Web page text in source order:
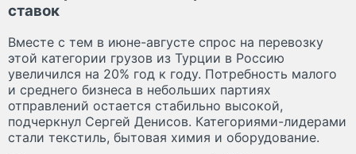
ставок
Вместе с тем в июне-августе спрос на перевозку
этой категории грузов из Турции в Россию
увеличился на 20% год к году. Потребность малого
и среднего бизнеса в небольших партиях
отправлений остается стабильно высокой,
подчеркнул Сергей Денисов. Категориями-лидерами
стали текстиль, бытовая химия и оборудование.